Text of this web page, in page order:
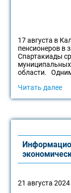
17 августа в
пенсионеров в
Спартакиады
области.
Читать далее
21 августа